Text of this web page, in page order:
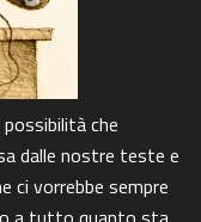
che
dalle nostre teste e
ci vorrebbe sempre